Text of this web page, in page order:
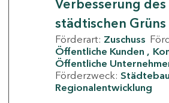
Verbesserung des
städtischen Grüns
Förderart: Zuschuss
Öffentliche Kunden
Öffentliche
Förderzweck:
Regionalentwicklung